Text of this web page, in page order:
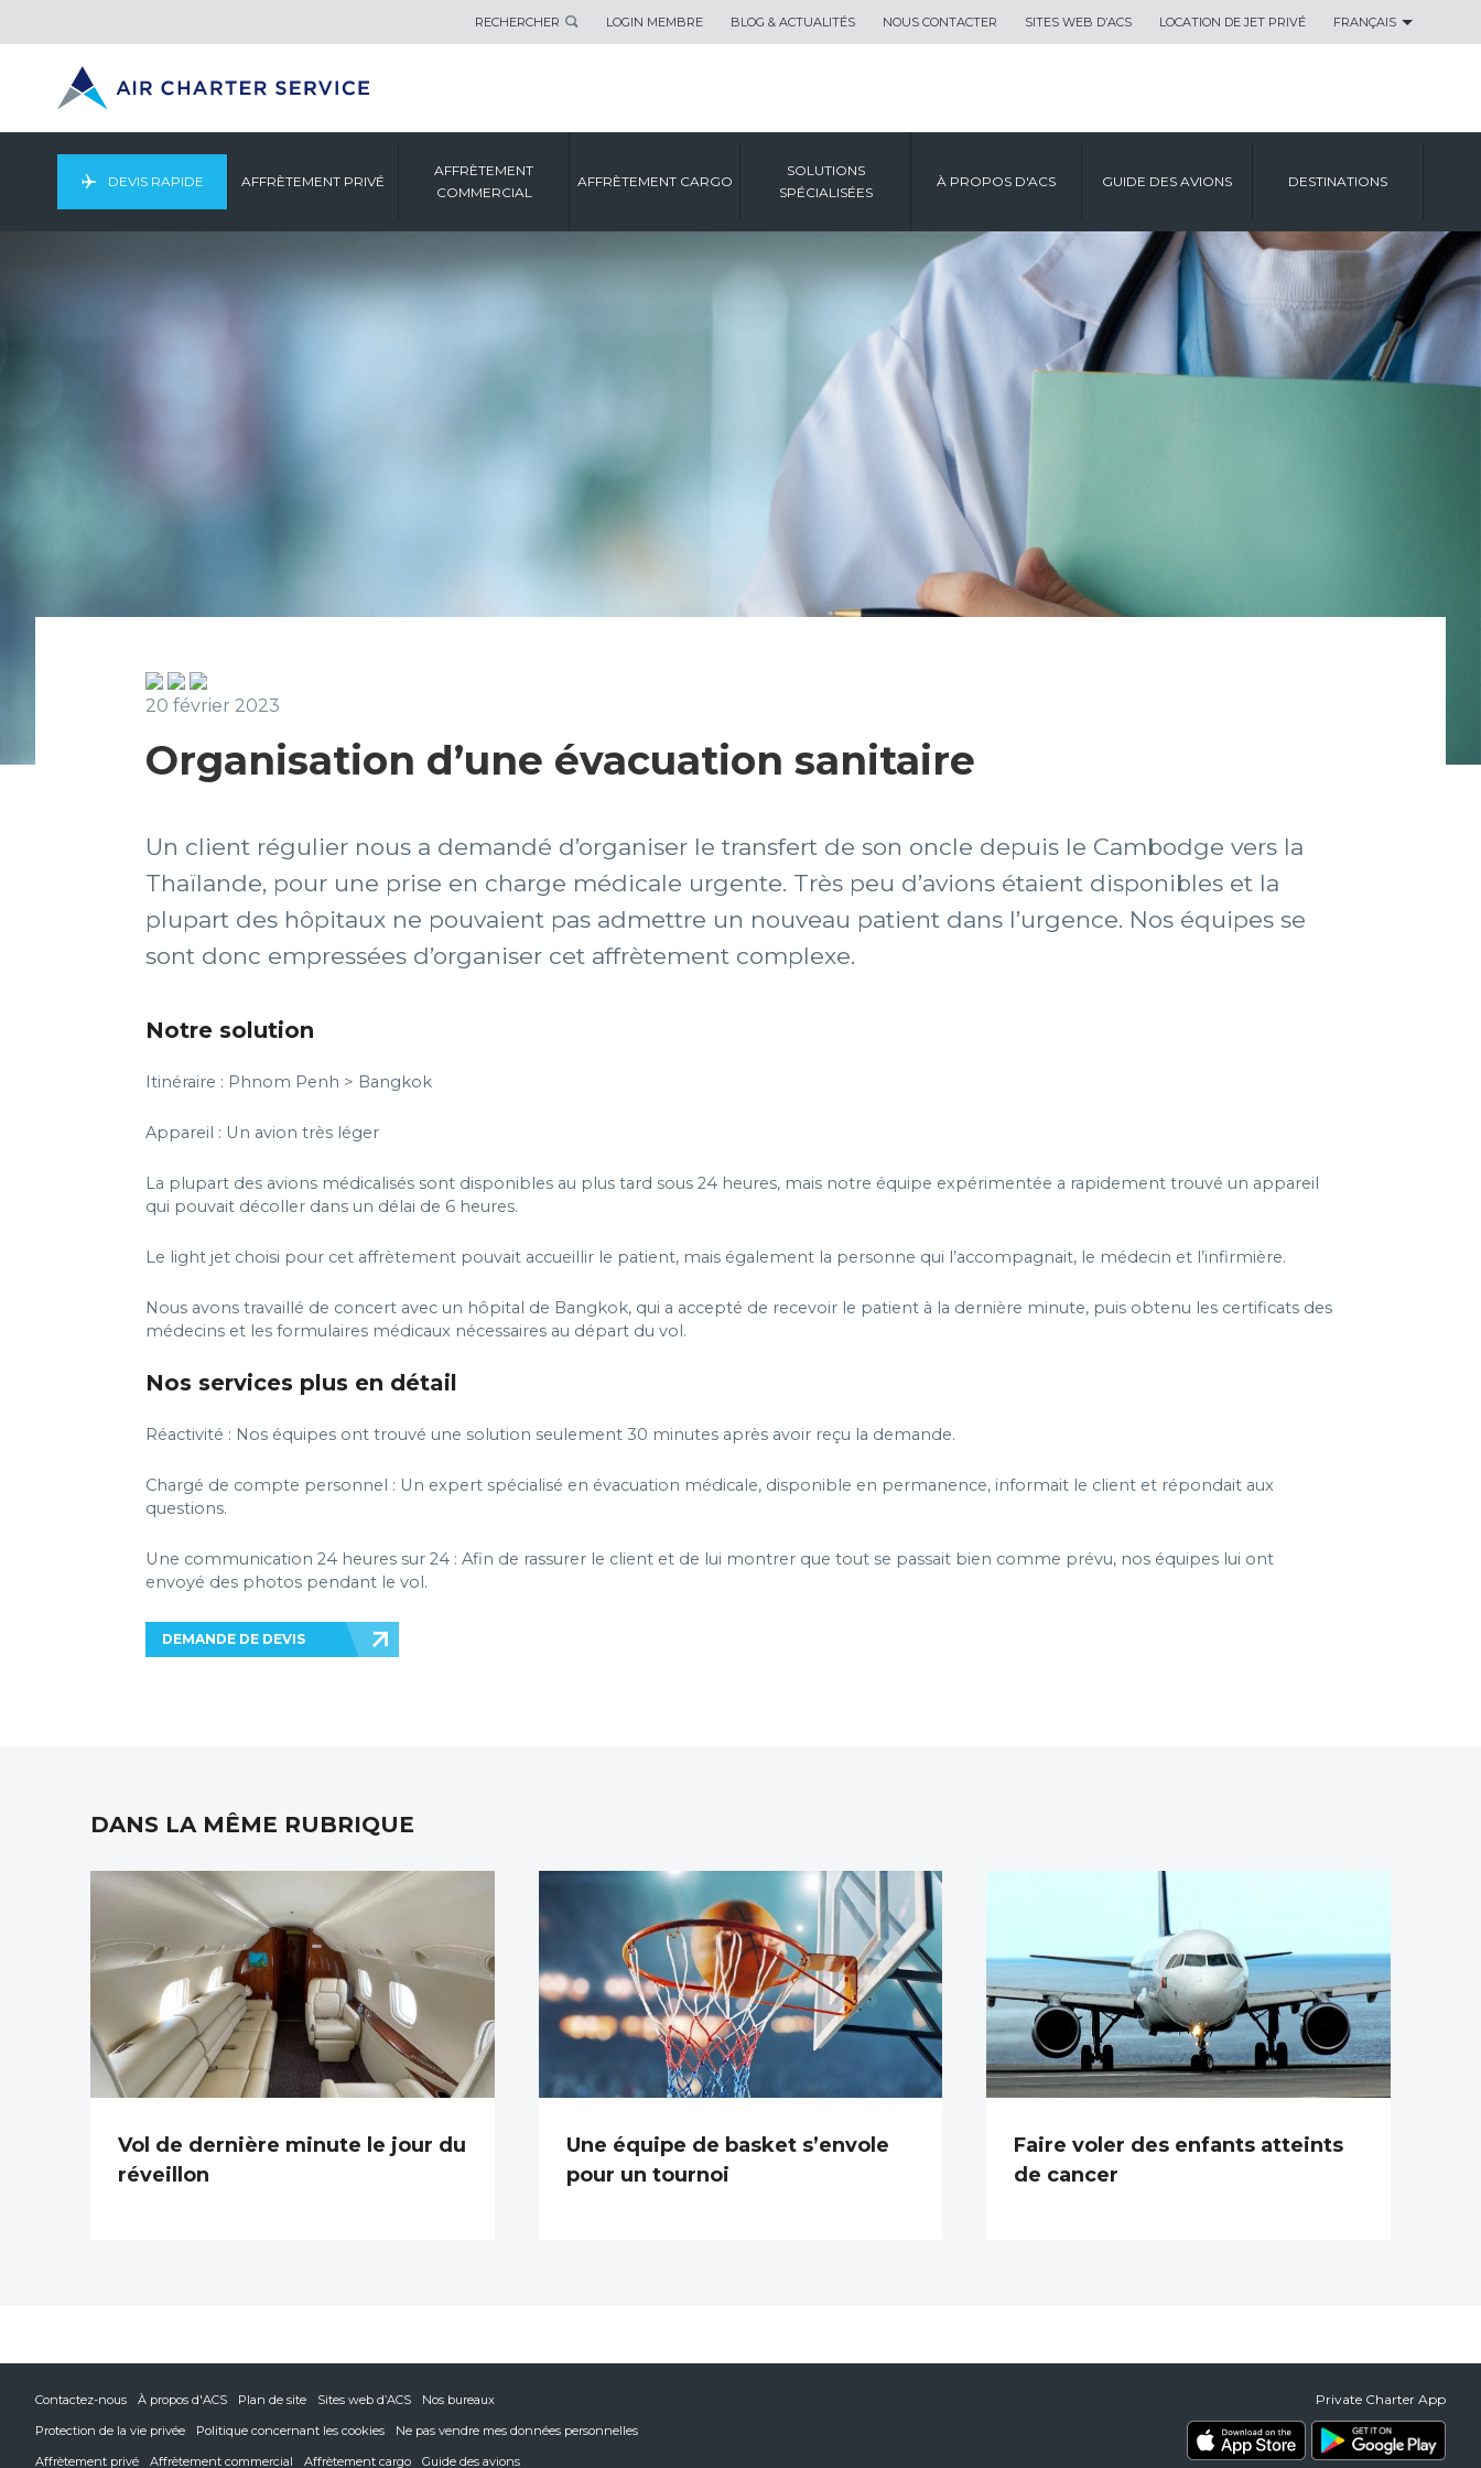
RECHERCHER LOGIN MEMBRE BLOG & ACTUALITÉS NOUS CONTACTER SITES WEB D’ACS LOCATION DE JET PRIVÉ FRANÇAIS
DEVIS RAPIDE AFFRÈTEMENT PRIVÉ
AFFRÈTEMENT
COMMERCIAL
AFFRÈTEMENT CARGO
SOLUTIONS
SPÉCIALISÉES
À PROPOS D'ACS GUIDE DES AVIONS DESTINATIONS
20 février 2023
Organisation d’une évacuation sanitaire
Un client régulier nous a demandé d’organiser le transfert de son oncle depuis le Cambodge vers la
Thaïlande, pour une prise en charge médicale urgente. Très peu d’avions étaient disponibles et la
plupart des hôpitaux ne pouvaient pas admettre un nouveau patient dans l’urgence. Nos équipes se
sont donc empressées d’organiser cet affrètement complexe.
Notre solution
Itinéraire : Phnom Penh > Bangkok
Appareil : Un avion très léger
La plupart des avions médicalisés sont disponibles au plus tard sous 24 heures, mais notre équipe expérimentée a rapidement trouvé un appareil
qui pouvait décoller dans un délai de 6 heures.
Le light jet choisi pour cet affrètement pouvait accueillir le patient, mais également la personne qui l’accompagnait, le médecin et l’infirmière.
Nous avons travaillé de concert avec un hôpital de Bangkok, qui a accepté de recevoir le patient à la dernière minute, puis obtenu les certificats des
médecins et les formulaires médicaux nécessaires au départ du vol.
Nos services plus en détail
Réactivité : Nos équipes ont trouvé une solution seulement 30 minutes après avoir reçu la demande.
Chargé de compte personnel : Un expert spécialisé en évacuation médicale, disponible en permanence, informait le client et répondait aux
questions.
Une communication 24 heures sur 24 : Afin de rassurer le client et de lui montrer que tout se passait bien comme prévu, nos équipes lui ont
envoyé des photos pendant le vol.
DEMANDE DE DEVIS
DANS LA MÊME RUBRIQUE
Vol de dernière minute le jour du
réveillon
Une équipe de basket s’envole
pour un tournoi
Faire voler des enfants atteints
de cancer
Contactez-nous À propos d'ACS Plan de site Sites web d’ACS
Nos bureaux
Protection de la vie privée
Politique concernant les cookies
Ne pas vendre mes données personnelles
Affrètement privé
Affrètement commercial Affrètement cargo Guide des avions
Private Charter App